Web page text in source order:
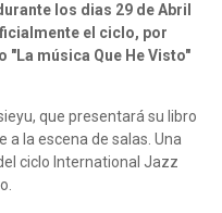
los dias 29 de Abril
el ciclo, por
música Que He Visto"
que presentará su libro
a la escena de salas. Una
ciclo International Jazz